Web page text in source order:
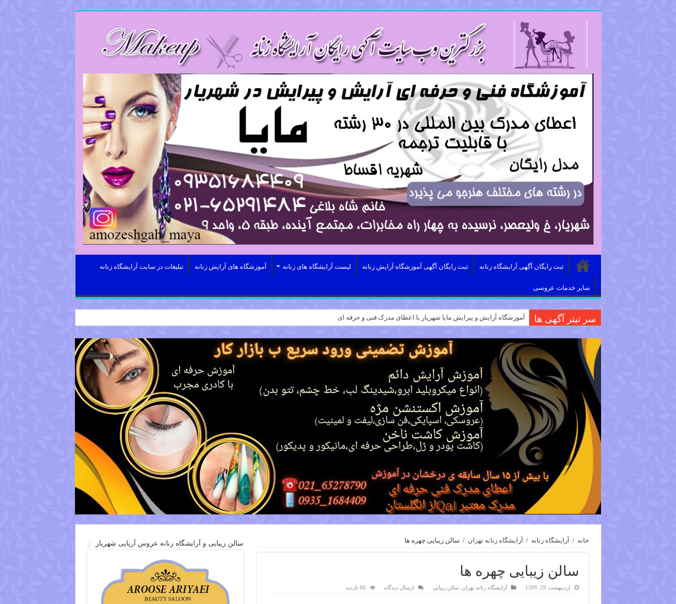
ثبت رایگان آگهی آرایشگاه زنانه ثبت رایگان آگهی آموزشگاه آرایش زنانه لیست آرایشگاه های زنانه آموزشگاه های آرایش زنانه تبلیغات در سایت آرایشگاه زنانه
سایر خدمات عروسی
سر تیتر آگهی ها آموزشگاه آرایش و پیرایش مایا شهریار با اعطای مدرک فنی و حرفه ای
خانه / آرایشگاه زنانه / آرایشگاه زنانه تهران / سالن زیبایی چهره ها
سالن زیبایی چهره ها
اردیبهشت 29, 1398 آرایشگاه زنانه تهران ,سالن زیبایی ارسال دیدگاه 66 بازدید
سالن زیبایی و آرایشگاه زنانه عروس آریایی شهریار